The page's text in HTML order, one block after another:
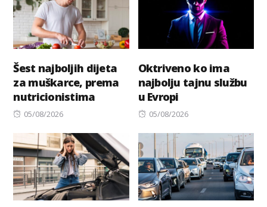
Šest najboljih dijeta
za muškarce, prema
nutricionistima
Posted
05/08/2026
Oktriveno ko ima
najbolju tajnu službu
u Evropi
Posted
05/08/2026